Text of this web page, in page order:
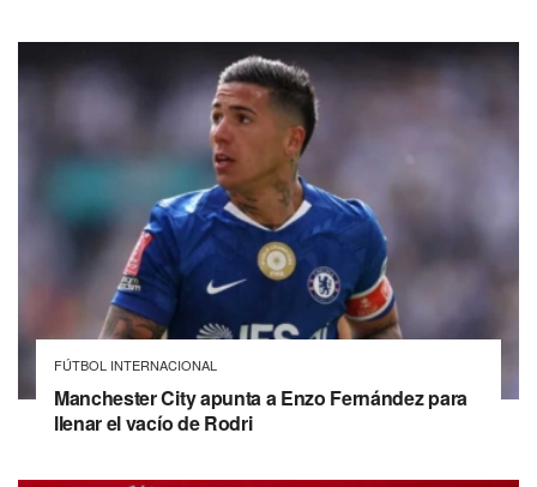
FÚTBOL INTERNACIONAL
Manchester City apunta a Enzo Fernández para
llenar el vacío de Rodri